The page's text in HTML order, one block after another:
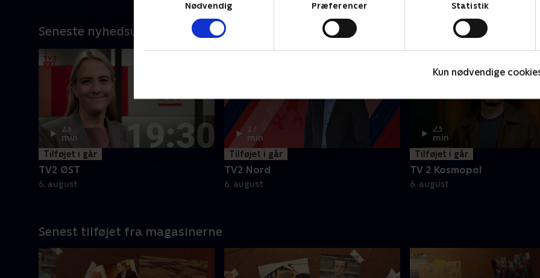
Nødvendig
Præferencer Statistik
Kun nødvendige
Seneste nyhedsudsendelse fra TV 2 Regionerne
23
min
Tilføjet i går
TV2 ØST
6. august
17
min
Tilføjet i går
TV2 Nord
6. august
23
min
Tilføjet i går
TV 2 Kosmopol
6. august
Senest tilføjet fra magasinerne